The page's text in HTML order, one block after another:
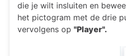
die je wilt insluiten en
het pictogram met de drie
vervolgens op "Player".